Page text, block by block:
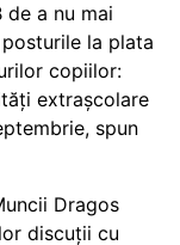
de a nu mai
la plata
copiilor:
extrașcolare
spun
Dragos
discuții cu